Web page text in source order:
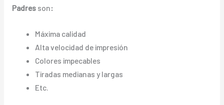
Padres son:
Máxima calidad
Alta velocidad de impresión
Colores impecables
Tiradas medianas y largas
Etc.